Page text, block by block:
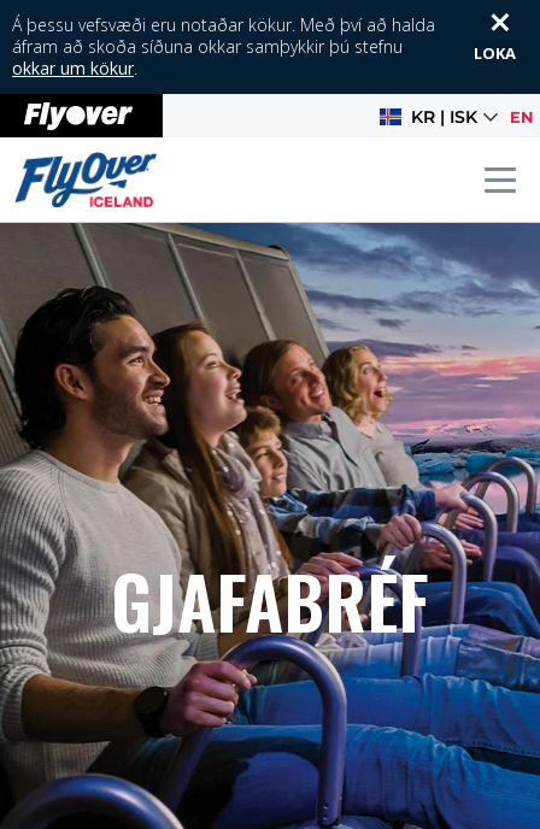
Á þessu vefsvæði eru notaðar kökur. Með því að halda
áfram að skoða síðuna okkar samþykkir þú stefnu
okkar um kökur.
LOKA
KR | ISK EN
GJAFABRÉF